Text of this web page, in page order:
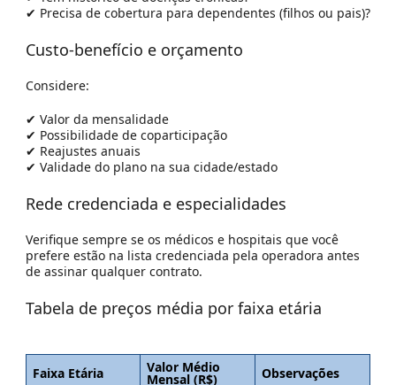
✔ Precisa de cobertura para dependentes (filhos ou pais)?
Custo-benefício e orçamento
Considere:
✔ Valor da mensalidade
✔ Possibilidade de coparticipação
✔ Reajustes anuais
✔ Validade do plano na sua cidade/estado
Rede credenciada e especialidades
Verifique sempre se os médicos e hospitais que você
prefere estão na lista credenciada pela operadora antes
de assinar qualquer contrato.
Tabela de preços média por faixa etária
Faixa Etária Valor Médio
Mensal (R$) Observações